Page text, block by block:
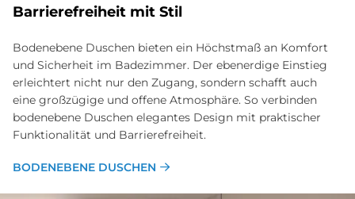
Bar­rie­re­frei­heit mit Stil
Bodenebene Duschen bieten ein Höchstmaß an Komfort
und Sicherheit im Badezimmer. Der ebenerdige Einstieg
erleichtert nicht nur den Zugang, sondern schafft auch
eine großzügige und offene Atmosphäre. So verbinden
bodenebene Duschen elegantes Design mit praktischer
Funktionalität und Barrierefreiheit.
BODENEBENE DUSCHEN